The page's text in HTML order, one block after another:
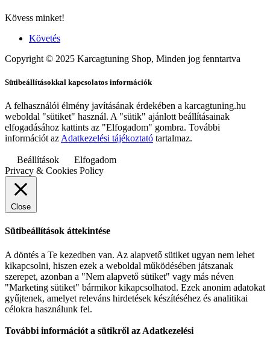
Kövess minket!
Követés
Copyright © 2025 Karcagtuning Shop, Minden jog fenntartva
Sütibeállításokkal kapcsolatos információk
A felhasználói élmény javításának érdekében a karcagtuning.hu
weboldal "sütiket" használ. A "sütik" ajánlott beállításainak
elfogadásához kattints az "Elfogadom" gombra. További
információt az Adatkezelési tájékoztató tartalmaz.
Beállítások
Elfogadom
Privacy & Cookies Policy
Close
Sütibeállítások áttekintése
A döntés a Te kezedben van. Az alapvető sütiket ugyan nem lehet
kikapcsolni, hiszen ezek a weboldal működésében játszanak
szerepet, azonban a "Nem alapvető sütiket" vagy más néven
"Marketing sütiket" bármikor kikapcsolhatod. Ezek anonim adatokat
gyűjtenek, amelyet releváns hirdetések készítéséhez és analitikai
célokra használunk fel.
További információt a sütikről az Adatkezelési